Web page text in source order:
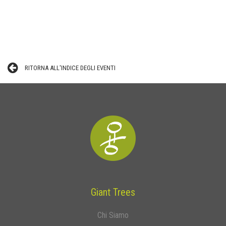
RITORNA ALL'INDICE DEGLI EVENTI
Giant Trees
Chi Siamo